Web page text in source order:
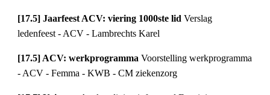
[17.5] Jaarfeest ACV: viering 1000ste lid Verslag
ledenfeest - ACV - Lambrechts Karel
[17.5] ACV: werkprogramma Voorstelling werkprogramma
- ACV - Femma - KWB - CM ziekenzorg